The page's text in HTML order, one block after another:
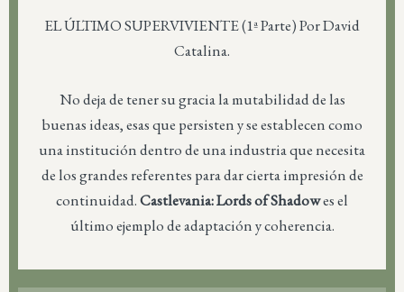
EL ÚLTIMO SUPERVIVIENTE (1ª Parte) Por David
Catalina.
No deja de tener su gracia la mutabilidad de las
buenas ideas, esas que persisten y se establecen como
una institución dentro de una industria que necesita
de los grandes referentes para dar cierta impresión de
continuidad.Castlevania: Lords of Shadowes el
último ejemplo de adaptación y coherencia.